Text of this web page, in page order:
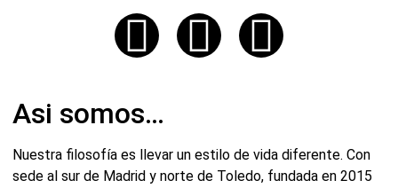
Asi somos…
Nuestra filosofía es llevar un estilo de vida diferente. Con
sede al sur de Madrid y norte de Toledo, fundada en 2015